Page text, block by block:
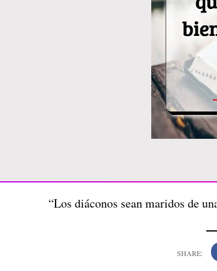
“Los diáconos sean maridos de